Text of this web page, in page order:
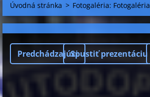
Úvodná stránka > Fotogaléria: Fotogaléria
PredchádzajúciSpustiť prezentáciu